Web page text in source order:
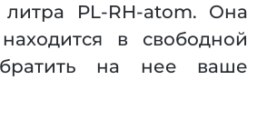
PL-RH-atom. Она
в свободной
на нее ваше